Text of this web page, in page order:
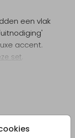
een vlak
accent.
set